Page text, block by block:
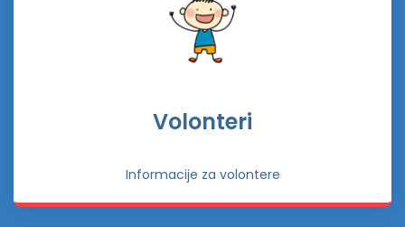
Volonteri
Informacije za volontere